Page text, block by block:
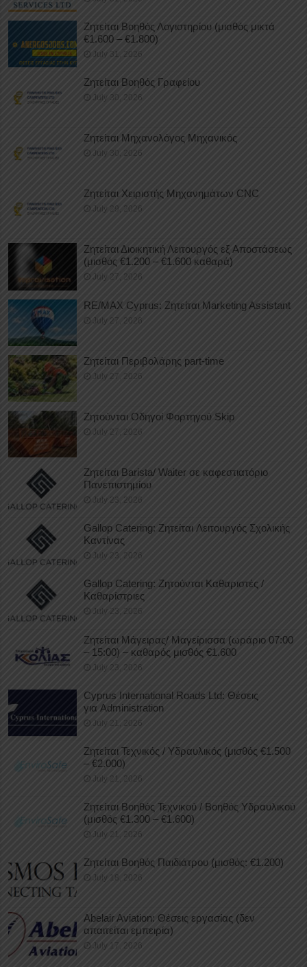
Ζητείται Βοηθός Λογιστηρίου (μισθός μικτά
€1.600 – €1.800)
July 31, 2026
Ζητείται Βοηθός Γραφείου
July 30, 2026
Ζητείται Μηχανολόγος Μηχανικός
July 30, 2026
Ζητείται Χειριστής Μηχανημάτων CNC
July 29, 2026
Ζητείται Διοικητική Λειτουργός εξ Αποστάσεως
(μισθός €1.200 – €1.600 καθαρά)
July 27, 2026
RE/MAX Cyprus: Ζητείται Marketing Assistant
July 27, 2026
Ζητείται Περιβολάρης part-time
July 27, 2026
Ζητούνται Οδηγοί Φορτηγού Skip
July 27, 2026
Ζητείται Barista/ Waiter σε καφεστιατόριο
Πανεπιστημίου
July 23, 2026
Gallop Catering: Ζητείται Λειτουργός Σχολικής
Καντίνας
July 23, 2026
Gallop Catering: Ζητούνται Καθαριστές /
Καθαρίστριες
July 23, 2026
Ζητείται Μάγειρας/ Μαγείρισσα (ωράριο 07:00
– 15:00) – καθαρός μισθός €1.600
July 23, 2026
Cyprus International Roads Ltd: Θέσεις
για Administration
July 21, 2026
Ζητείται Τεχνικός / Υδραυλικός (μισθός €1.500
– €2.000)
July 21, 2026
Ζητείται Βοηθός Τεχνικού / Βοηθός Υδραυλικού
(μισθός €1.300 – €1.600)
July 21, 2026
Ζητείται Βοηθός Παιδιάτρου (μισθός: €1.200)
July 18, 2026
Abelair Aviation: Θέσεις εργασίας (δεν
απαιτείται εμπειρία)
July 17, 2026